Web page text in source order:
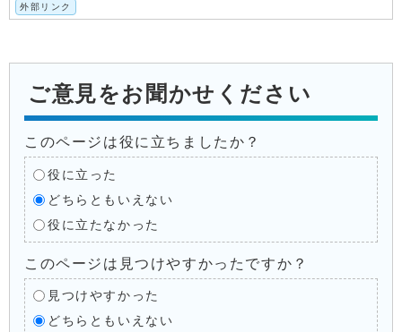
外部リンク
ご意見をお聞かせください
このページは役に立ちましたか？
役に立った
どちらともいえない
役に立たなかった
このページは見つけやすかったですか？
見つけやすかった
どちらともいえない